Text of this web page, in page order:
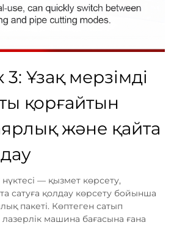
Ұзақ мерзімді
қорғайтын
және қайта
— қызмет көрсету,
сатуға қолдау көрсету бойынша
пакеті. Көптеген сатып
машина бағасына ғана